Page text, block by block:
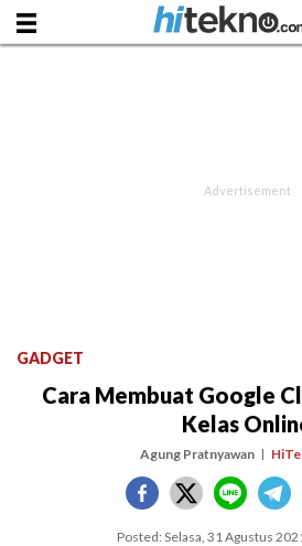
GADGET
Cara Membuat Google
Kelas
Agung Pratnyawan
Posted: Selasa, 31 Agustus